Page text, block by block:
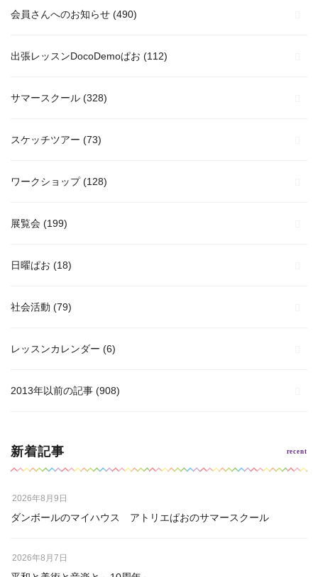
会員さんへのお知らせ (490)
出張レッスンDocoDemoぱお (112)
サマースクール (328)
スケッチツアー (73)
ワークショップ(128)
展覧会 (199)
日曜ぱお (18)
社会活動 (79)
レッスンカレンダー (6)
2013年以前の記事 (908)
新着記事
ダンボールのマイハウス アトリエぱおのサマースクール
2026年8月9日
2026年8月7日